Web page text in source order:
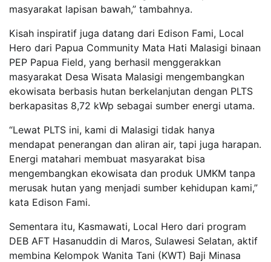
masyarakat lapisan bawah,” tambahnya.
Kisah inspiratif juga datang dari Edison Fami, Local
Hero dari Papua Community Mata Hati Malasigi binaan
PEP Papua Field, yang berhasil menggerakkan
masyarakat Desa Wisata Malasigi mengembangkan
ekowisata berbasis hutan berkelanjutan dengan PLTS
berkapasitas 8,72 kWp sebagai sumber energi utama.
“Lewat PLTS ini, kami di Malasigi tidak hanya
mendapat penerangan dan aliran air, tapi juga harapan.
Energi matahari membuat masyarakat bisa
mengembangkan ekowisata dan produk UMKM tanpa
merusak hutan yang menjadi sumber kehidupan kami,”
kata Edison Fami.
Sementara itu, Kasmawati, Local Hero dari program
DEB AFT Hasanuddin di Maros, Sulawesi Selatan, aktif
membina Kelompok Wanita Tani (KWT) Baji Minasa